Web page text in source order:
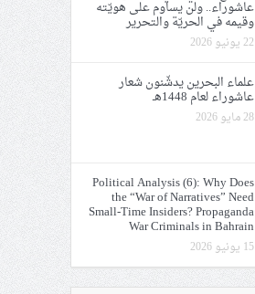
عاشوراء.. ولن يساوم على هويّته
وقيمه في الحريّة والتحرير
22 يونيو 2026
علماء البحرين يدشّنون شعار
عاشوراء لعام 1448هـ
28 مايو 2026
Political Analysis (6): Why Does
the “War of Narratives” Need
Small-Time Insiders? Propaganda
War Criminals in Bahrain
15 يونيو 2026